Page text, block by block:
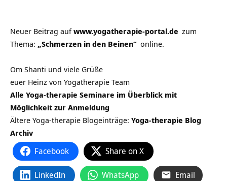
Neuer Beitrag aufwww.yogatherapie-portal.de zum
Thema:
„Schmerzen in den Beinen“ online.
Om Shanti und viele Grüße
euer Heinz von Yogatherapie Team
Alle Yoga-therapie Seminare im Überblick mit
Möglichkeit zur Anmeldung
Ältere Yoga-therapie Blogeinträge: Yoga-therapie Blog
Archiv
Facebook Share on X
LinkedIn WhatsApp Email